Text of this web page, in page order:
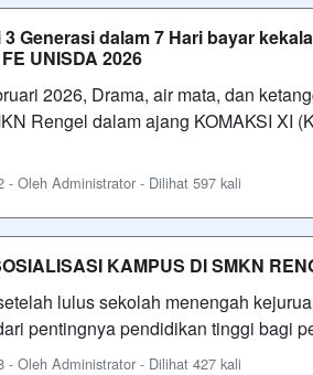
Generasi dalam 7 Hari bayar
UNISDA 2026
2026, Drama, air mata, dan
Rengel dalam ajang KOMAKSI XI
- Oleh Administrator - Dilihat 597 kali
KAMPUS DI SMKN
lulus sekolah menengah
pentingnya pendidikan tinggi bagi
- Oleh Administrator - Dilihat 427 kali